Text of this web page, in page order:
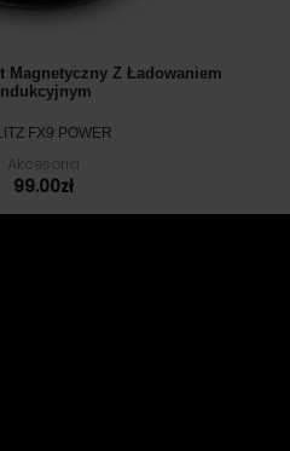
Magnetyczny Z Ładowaniem
Indukcyjnym
FX9 POWER
Akcesoria
99.00zł